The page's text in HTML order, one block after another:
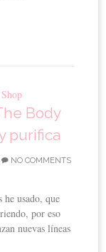
Body
purifica
NO COMMENTS
he usado, que
por eso
nuevas líneas